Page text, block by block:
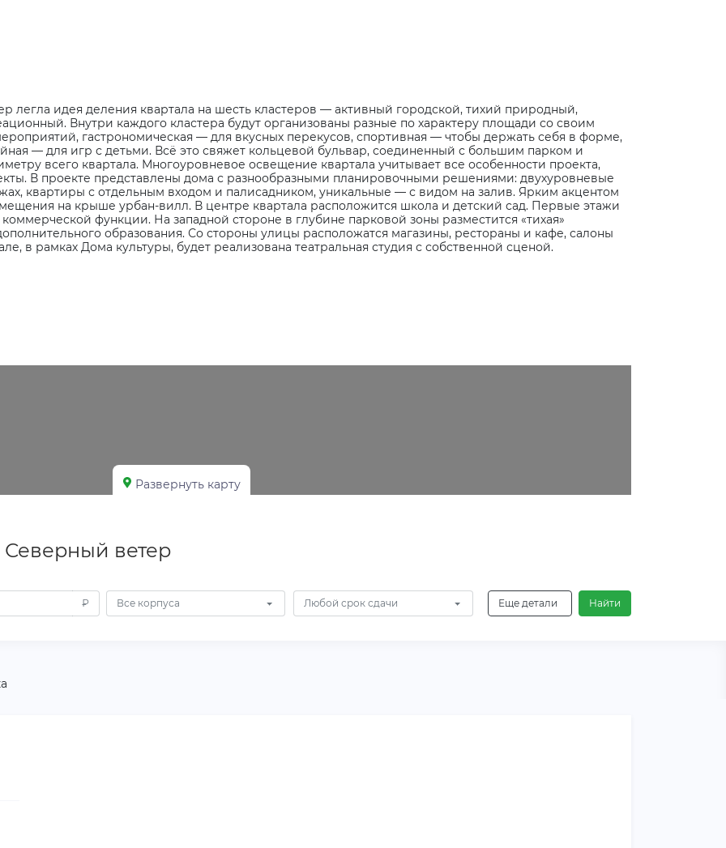
легла идея деления квартала на шесть кластеров — активный городской, тихий природный,
Внутри каждого кластера будут организованы разные по характеру площади со своим
гастрономическая — для вкусных перекусов, спортивная — чтобы держать себя в форме,
— для игр с детьми. Всё это свяжет кольцевой бульвар, соединенный с большим парком и
всего квартала. Многоуровневое освещение квартала учитывает все особенности проекта,
В проекте представлены дома с разнообразными планировочными решениями: двухуровневые
квартиры с отдельным входом и палисадником, уникальные — с видом на залив. Ярким акцентом
на крыше урбан-вилл. В центре квартала расположится школа и детский сад. Первые этажи
функции. На западной стороне в глубине парковой зоны разместится «тихая»
образования. Со стороны улицы расположатся магазины, рестораны и кафе, салоны
в рамках Дома культуры, будет реализована театральная студия с собственной сценой.
Развернуть карту
ветер
₽ Все корпуса Любой срок сдачи Еще детали Найти